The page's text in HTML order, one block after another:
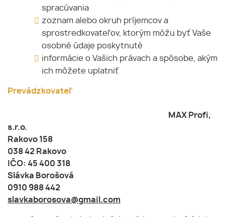
spracúvania
zoznam alebo okruh príjemcov a
sprostredkovateľov, ktorým môžu byť Vaše
osobné údaje poskytnuté
informácie o Vašich právach a spôsobe, akým
ich môžete uplatniť
Prevádzkovateľ
MAX Profi,
s.r.o.
Rakovo 158
038 42 Rakovo
IČO: 45 400 318
Slávka Borošová
0910 988 442
slavkaborosova@gmail.com